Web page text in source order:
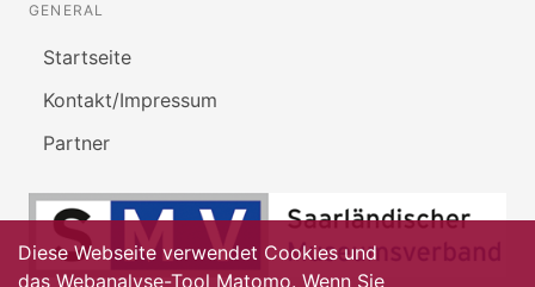
GENERAL
Startseite
Kontakt/Impressum
Partner
Diese Webseite verwendet Cookies und
das Webanalyse-Tool Matomo. Wenn Sie